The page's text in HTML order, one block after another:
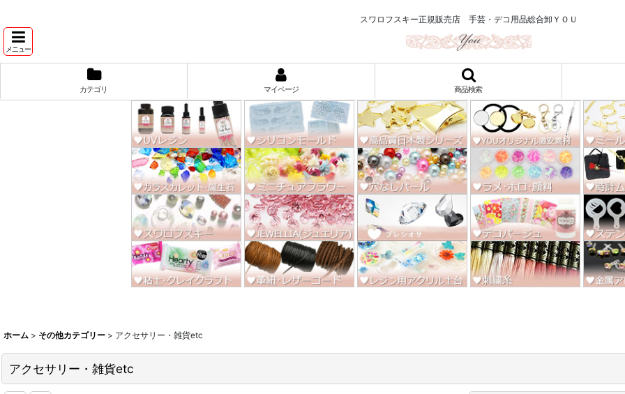
スワロフスキー正規販売店 手芸・デコ用品総合卸ＹＯＵ
メニュー
カテゴリ マイページ 商品検索
ホーム > その他カテゴリー > アクセサリー・雑貨etc
アクセサリー・雑貨etc